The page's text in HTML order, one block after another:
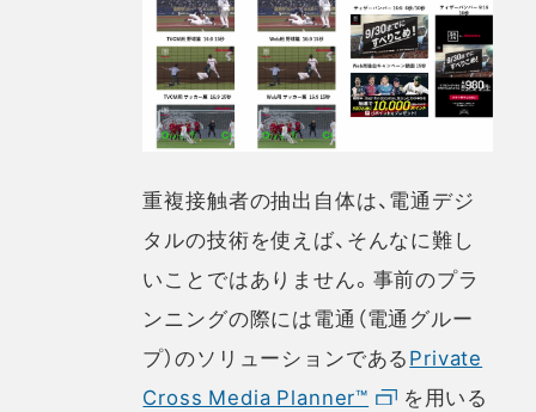
重複接触者の抽出自体は、電通デジ
タルの技術を使えば、そんなに難し
いことではありません。事前のプラ
ンニングの際には電通（電通グルー
プ）のソリューションであるPrivate
Cross Media Planner™
を用いる